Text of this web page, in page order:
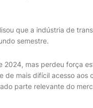
que a indústria de
semestre.
mas perdeu força
mais difícil acesso aos
parte relevante do